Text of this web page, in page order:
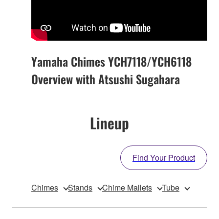
Yamaha Chimes YCH7118/YCH6118
Overview with Atsushi Sugahara
Lineup
Find Your Product
Chimes Stands Chime Mallets Tube